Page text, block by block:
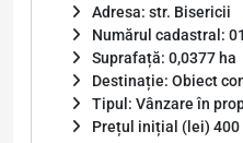
Adresa: str. Bisericii
Numărul cadastral:
Suprafață: 0,0377 ha
Destinație: Obiect
Tipul: Vânzare în
Prețul inițial (lei) 400